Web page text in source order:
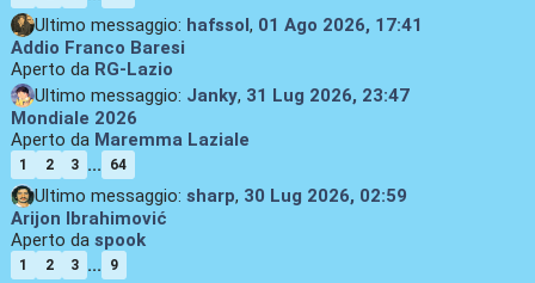
Ultimo messaggio: hafssol, 01 Ago 2026, 17:41
Addio Franco Baresi
Aperto da RG-Lazio
Ultimo messaggio: Janky, 31 Lug 2026, 23:47
Mondiale 2026
Aperto da Maremma Laziale
1 2 3 ... 64
Ultimo messaggio: sharp, 30 Lug 2026, 02:59
Arijon Ibrahimović
Aperto da spook
1 2 3 ... 9